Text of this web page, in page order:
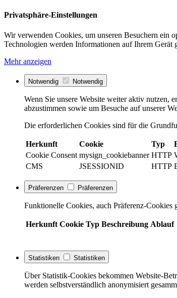
Privatsphäre-Einstellungen
Wir verwenden Cookies, um unseren Besuchern ein
Technologien werden Informationen auf Ihrem Gerät
Mehr anzeigen
Notwendig Notwendig
Wenn Sie unsere Website weiter aktiv nutzen,
abzustimmen sowie um Besuche auf unserer
Die erforderlichen Cookies sind für die
Herkunft Cookie Typ
Cookie Consent mysign_cookiebanner HTTP
CMS
JSESSIONID HTTP
Präferenzen Präferenzen
Funktionelle Cookies, auch Präferenz-Cookies
Herkunft Cookie Typ Beschreibung Ablauf
Statistiken Statistiken
Über Statistik-Cookies bekommen Website-
werden selbstverständlich anonymisiert